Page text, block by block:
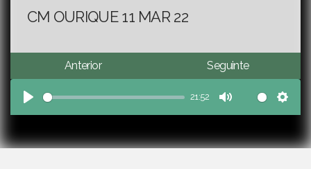
CM OURIQUE 11 MAR 22
Anterior Seguinte
Play
21:52
Mute